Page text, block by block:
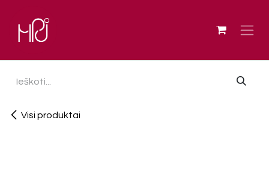
Visi produktai